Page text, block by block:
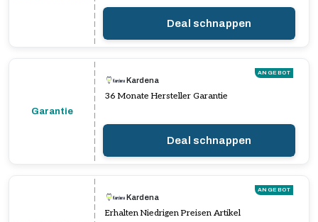
Deal schnappen
Garantie
ANGEBOT
Kardena
36 Monate Hersteller Garantie
Deal schnappen
ANGEBOT
Kardena
Erhalten Niedrigen Preisen Artikel